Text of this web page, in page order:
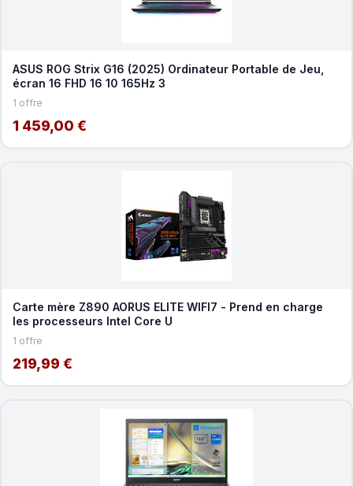
ASUS ROG Strix G16 (2025) Ordinateur Portable de Jeu,
écran 16 FHD 16 10 165Hz 3
1 offre
1 459,00 €
Carte mère Z890 AORUS ELITE WIFI7 - Prend en charge
les processeurs Intel Core U
1 offre
219,99 €